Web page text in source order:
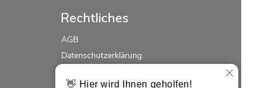
Rechtliches
AGB
Datenschutzerklärung